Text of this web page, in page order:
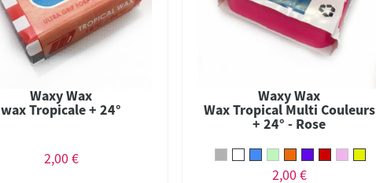
Waxy Wax
wax Tropicale + 24°
2,00 €
Waxy Wax
Wax Tropical Multi Couleurs
+ 24° - Rose
2,00 €